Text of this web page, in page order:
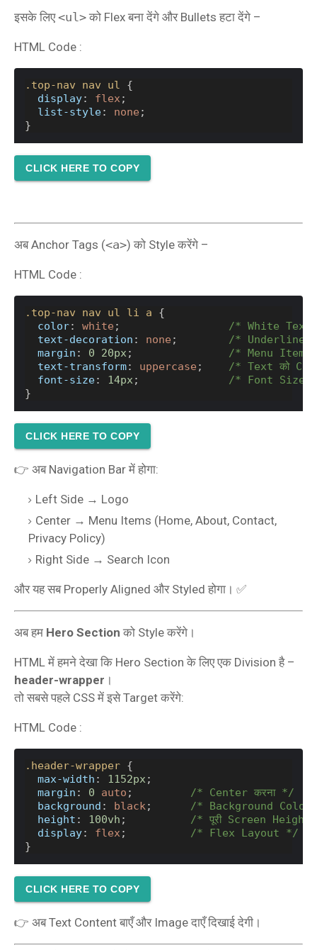
इसके लिए<ul> को Flex बना देंगे और Bullets हटा देंगे –
HTML Code :
.top-nav nav ul {
display: flex;
list-style: none ;
}
CLICK HERE TO COPY
अब Anchor Tags (<a>) को Style करेंगे –
HTML Code :
.top-nav nav ul li a {
color: white ; /* White
text-decoration : none ; /* Underline
margin : 0 20px; /* Menu Items
text-transform: uppercase ; /* Text को
font-size: 14px; /* Font Size
}
CLICK HERE TO COPY
👉 अब Navigation Bar में होगा:
Left Side → Logo
Center → Menu Items (Home, About, Contact,
Privacy Policy)
Right Side → Search Icon
और यह सब Properly Aligned और Styled होगा। ✅
अब हम Hero Section को Style करेंगे।
HTML में हमने देखा कि Hero Section के लिए एक Division है –
header-wrapper ।
तो सबसे पहले CSS में इसे Target करेंगे:
HTML Code :
.header-wrapper {
max-width : 1152px;
margin : 0 auto ; /* Center करना */
background : black; /* Background
height : 100vh ; /* पूरी Screen
display: flex; /* Flex Layout */
}
CLICK HERE TO COPY
👉 अब Text Content बाएँ और Image दाएँ दिखाई देगी।